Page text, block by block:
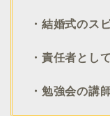
・結婚式のス
・責任者とし
・勉強会の講